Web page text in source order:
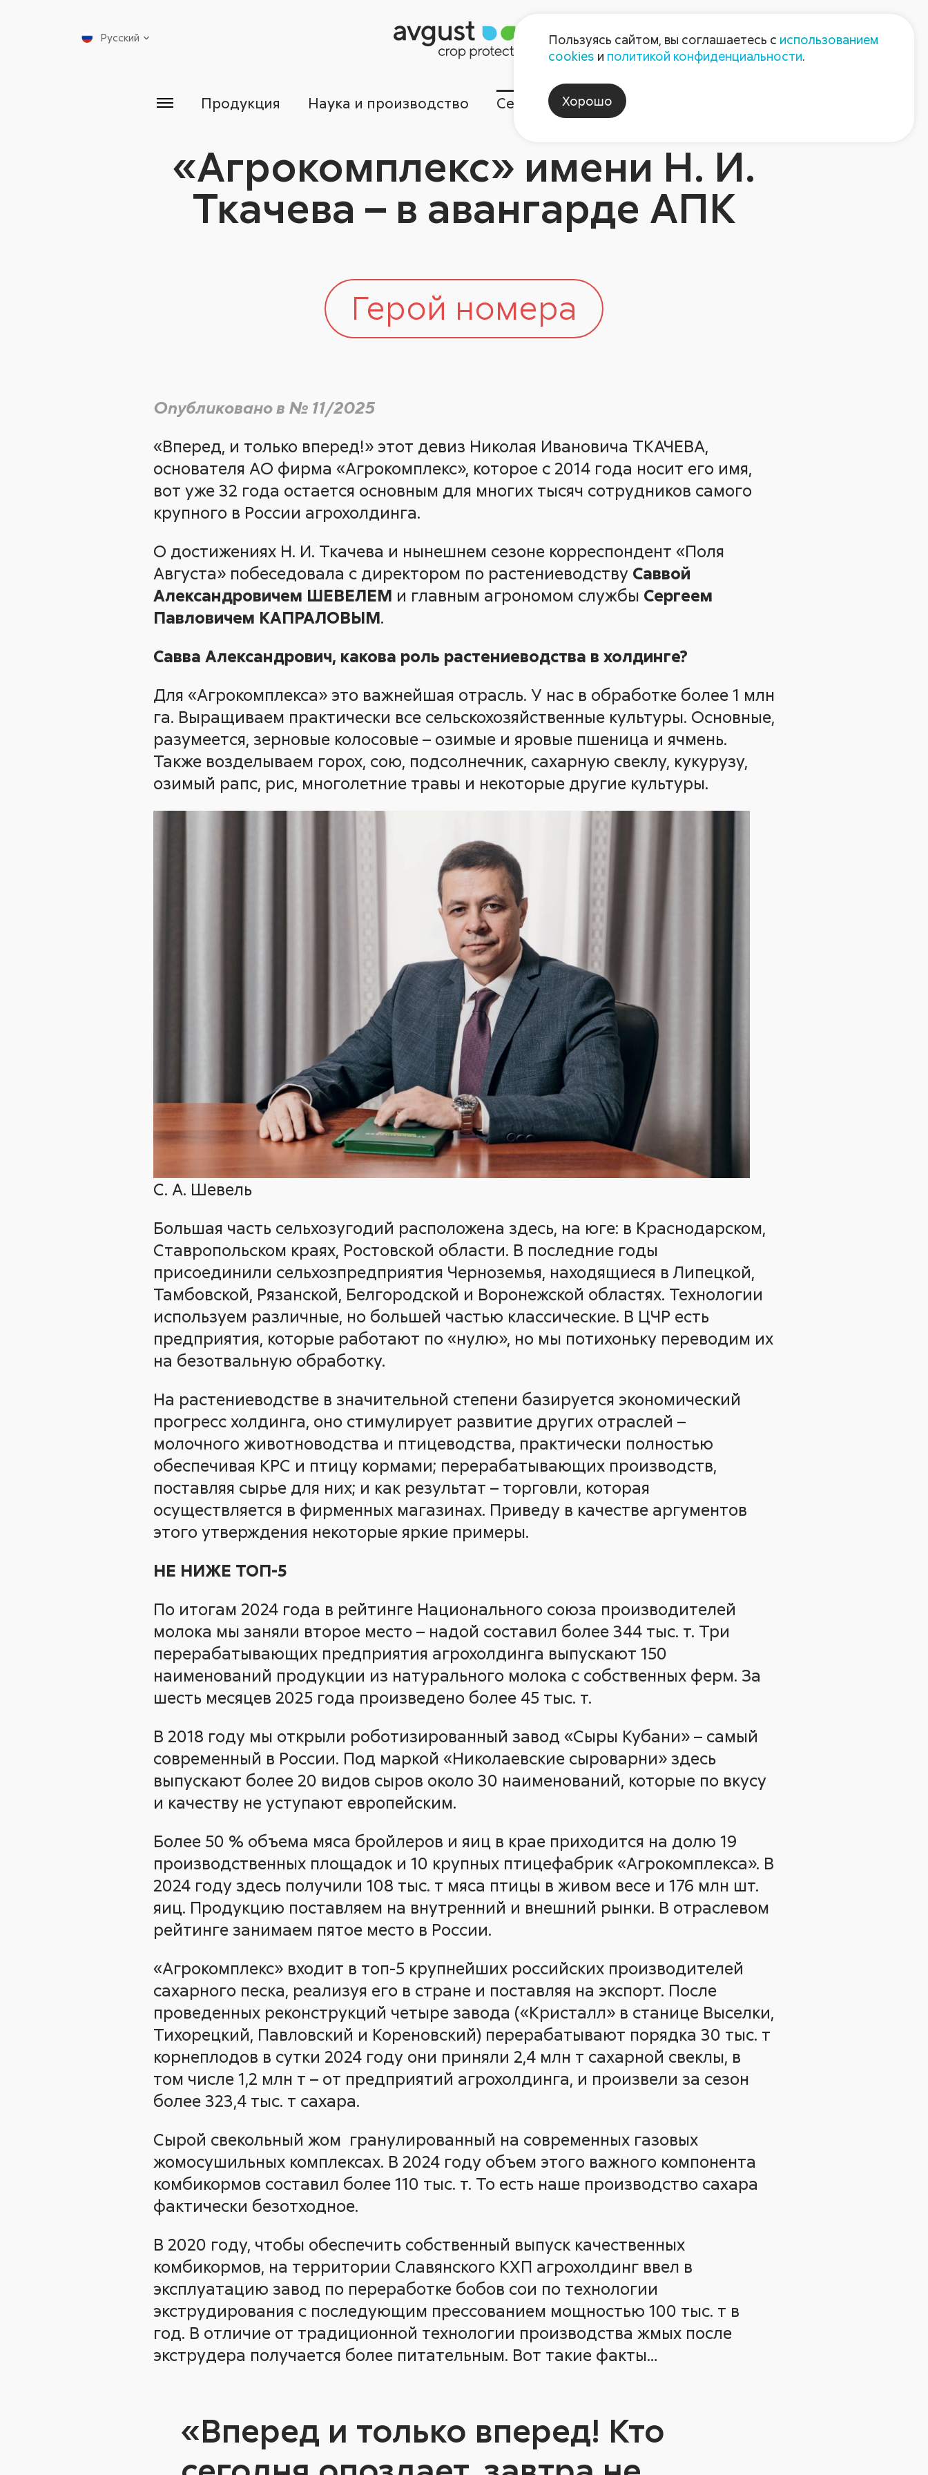
Пресс-центр Контакты
Русский
Продукция Наука и производство Сервисы Компания
«Агрокомплекс» имени Н. И.
Ткачева – в авангарде АПК
Герой номера
Опубликовано в № 11/2025
«Вперед, и только вперед!» этот девиз Николая Ивановича ТКАЧЕВА,
основателя АО фирма «Агрокомплекс», которое с 2014 года носит его имя,
вот уже 32 года остается основным для многих тысяч сотрудников самого
крупного в России агрохолдинга.
О достижениях Н. И. Ткачева и нынешнем сезоне корреспондент «Поля
Августа» побеседовала с директором по растениеводству Саввой
Александровичем ШЕВЕЛЕМ и главным агрономом службы Сергеем
Павловичем КАПРАЛОВЫМ.
Савва Александрович, какова роль растениеводства в холдинге?
Для «Агрокомплекса» это важнейшая отрасль. У нас в обработке более 1 млн
га. Выращиваем практически все сельскохозяйственные культуры. Основные,
разумеется, зерновые колосовые – озимые и яровые пшеница и ячмень.
Также возделываем горох, сою, подсолнечник, сахарную свеклу, кукурузу,
озимый рапс, рис, многолетние травы и некоторые другие культуры.
С. А. Шевель
Большая часть сельхозугодий расположена здесь, на юге: в Краснодарском,
Ставропольском краях, Ростовской области. В последние годы
присоединили сельхозпредприятия Черноземья, находящиеся в Липецкой,
Тамбовской, Рязанской, Белгородской и Воронежской областях. Технологии
используем различные, но большей частью классические. В ЦЧР есть
предприятия, которые работают по «нулю», но мы потихоньку переводим их
на безотвальную обработку.
На растениеводстве в значительной степени базируется экономический
прогресс холдинга, оно стимулирует развитие других отраслей –
молочного животноводства и птицеводства, практически полностью
обеспечивая КРС и птицу кормами; перерабатывающих производств,
поставляя сырье для них; и как результат – торговли, которая
осуществляется в фирменных магазинах. Приведу в качестве аргументов
этого утверждения некоторые яркие примеры.
НЕ НИЖЕ ТОП-5
По итогам 2024 года в рейтинге Национального союза производителей
молока мы заняли второе место – надой составил более 344 тыс. т. Три
перерабатывающих предприятия агрохолдинга выпускают 150
наименований продукции из натурального молока с собственных ферм. За
шесть месяцев 2025 года произведено более 45 тыс. т.
В 2018 году мы открыли роботизированный завод «Сыры Кубани» – самый
современный в России. Под маркой «Николаевские сыроварни» здесь
выпускают более 20 видов сыров около 30 наименований, которые по вкусу
и качеству не уступают европейским.
Более 50 % объема мяса бройлеров и яиц в крае приходится на долю 19
производственных площадок и 10 крупных птицефабрик «Агрокомплекса». В
2024 году здесь получили 108 тыс. т мяса птицы в живом весе и 176 млн шт.
яиц. Продукцию поставляем на внутренний и внешний рынки. В отраслевом
рейтинге занимаем пятое место в России.
«Агрокомплекс» входит в топ-5 крупнейших российских производителей
сахарного песка, реализуя его в стране и поставляя на экспорт. После
проведенных реконструкций четыре завода («Кристалл» в станице Выселки,
Тихорецкий, Павловский и Кореновский) перерабатывают порядка 30 тыс. т
корнеплодов в сутки 2024 году они приняли 2,4 млн т сахарной свеклы, в
том числе 1,2 млн т – от предприятий агрохолдинга, и произвели за сезон
более 323,4 тыс. т сахара.
Сырой свекольный жом ­ гранулированный на современных газовых
жомосушильных комплексах. В 2024 году объем этого важного компонента
комбикормов составил более 110 тыс. т. То есть наше производство сахара
фактически безотходное.
В 2020 году, чтобы обеспечить собственный выпуск качественных
комбикормов, на территории Славянского КХП агрохолдинг ввел в
эксплуатацию завод по переработке бобов сои по технологии
экструдирования с последующим прессованием мощностью 100 тыс. т в
год. В отличие от традиционной технологии производства жмых после
экструдера получается более питательным. Вот такие факты…
«Вперед и только вперед! Кто
Пользуясь сайтом, вы соглашаетесь с использованием
cookies и политикой конфиденциальности.
Хорошо